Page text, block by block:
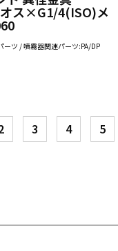
ス×G1/4(ISO)メ
ーツ / 噴霧器関連パーツ:PA/DP
3 4 5